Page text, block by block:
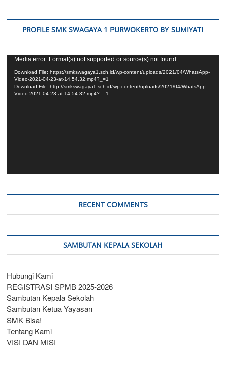
PROFILE SMK SWAGAYA 1 PURWOKERTO BY SUMIYATI
Video
Player
Media error: Format(s) not supported or source(s) not found
Download File: https://smkswagaya1.sch.id/wp-content/uploads/2021/04/WhatsApp-
Video-2021-04-23-at-14.54.32.mp4?_=1
Download File: http://smkswagaya1.sch.id/wp-content/uploads/2021/04/WhatsApp-
Video-2021-04-23-at-14.54.32.mp4?_=1
RECENT COMMENTS
SAMBUTAN KEPALA SEKOLAH
Hubungi Kami
REGISTRASI SPMB 2025-2026
Sambutan Kepala Sekolah
Sambutan Ketua Yayasan
SMK Bisa!
Tentang Kami
VISI DAN MISI